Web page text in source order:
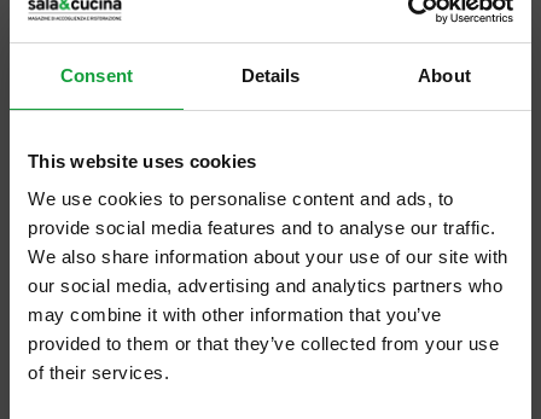
Consent Details About
This website uses cookies
We use cookies to personalise content and ads, to
provide social media features and to analyse our traffic.
We also share information about your use of our site with
our social media, advertising and analytics partners who
may combine it with other information that you’ve
provided to them or that they’ve collected from your use
of their services.
Insieme al boom del gelato artigianale che,
secondo le stime di Coldiretti, nel 2011
raggiungerà la spesa record di 2,5 miliardi di
euro, crescono le agrigelaterie, espressione
del chilometro zero, del prodotto fresco di
stagione e dell’alta qualità, con il laboratorio